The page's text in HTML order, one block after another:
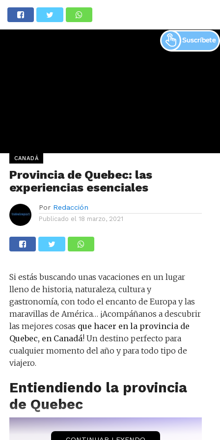
CANADÁ
Provincia de Quebec: las
experiencias esenciales
Por Redacción
Publicado el 18 marzo, 2021
Si estás buscando unas vacaciones en un lugar
lleno de historia, naturaleza, cultura y
gastronomía, con todo el encanto de Europa y las
maravillas de América… ¡Acompáñanos a descubrir
las mejores cosas que hacer en la provincia de
Quebec, en Canadá! Un destino perfecto para
cualquier momento del año y para todo tipo de
viajero.
Entiendiendo la provincia
de Quebec